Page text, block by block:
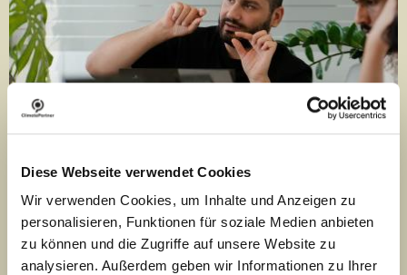
Diese Webseite verwendet Cookies
Wir verwenden Cookies, um Inhalte und Anzeigen zu
personalisieren, Funktionen für soziale Medien anbieten
zu können und die Zugriffe auf unsere Website zu
analysieren. Außerdem geben wir Informationen zu Ihrer
Ziele verstehen